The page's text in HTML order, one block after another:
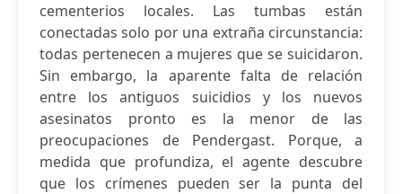
cementerios locales. Las tumbas están
conectadas solo por una extraña circunstancia:
todas pertenecen a mujeres que se suicidaron.
Sin embargo, la aparente falta de relación
entre los antiguos suicidios y los nuevos
asesinatos pronto es la menor de las
preocupaciones de Pendergast. Porque, a
medida que profundiza, el agente descubre
que los crímenes pueden ser la punta del